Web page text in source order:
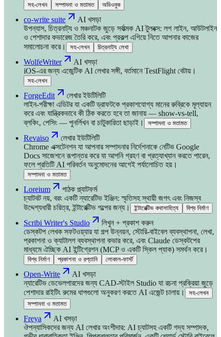
সহ-লেখন সম্পাদনা ও মতামত অডিওবুক
co-write suite
AI খসড়া
উপন্যাস, চিত্রনাট্য ও মঞ্চনাটক জুড়ে সর্বাত্মক AI টুলবক্স: লগ লাইন, আউটলাইন
ও পেশাদার কভারেজ তৈরি করে, এবং প্রকল্প এগিয়ে নিতে আপনার কাজের
সমালোচনা করে।
সহ-লেখন চিত্রনাট্য লেখা
WolfeWriter
AI খসড়া
iOS-এর জন্য এজেন্টিক AI লেখার সঙ্গী, বর্তমানে TestFlight বেটায়।
সহ-লেখন
ForgeEdit
লেখার ইউটিলিটি
লাইন-পরীক্ষা এডিটর যা একটি ড্রাফটকে প্রকাশযোগ্য মানের রুব্রিকে মূল্যায়ন
করে এবং যান্ত্রিকভাবে কী ঠিক করতে হবে তা জানায় — show-vs-tell,
ব্লকিং, পেসিং — পুনর্লিখন বা চাটুকারিতা ছাড়াই।
সম্পাদনা ও মতামত
Revaiso
লেখার ইউটিলিটি
Chrome এক্সটেনশন যা আপনার সম্পাদনার নির্দেশনাকে নেটিভ Google
Docs সাজেশনে রূপান্তর করে যা আপনি গ্রহণ বা প্রত্যাখ্যান করতে পারেন,
ফলে প্রতিটি AI পরিবর্তন অনুমোদনের আগেই পর্যালোচিত হয়।
সম্পাদনা ও মতামত
Loreium
পাঠক প্ল্যাটফর্ম
চ্যাটবট নয়, বরং একটি ন্যারেটিভ ইঞ্জিন: স্মৃতিসহ স্থায়ী জগৎ এবং নিজস্ব
উদ্দেশ্যধারী চরিত্র, ইন্টারেক্টিভ গল্পের জন্য।
ইন্টারেক্টিভ কথাসাহিত্য বিশ্ব নির্মাণ
Scribi Writer's Studio
লিখুন + প্রকাশ করুন
ডেস্কটপ লেখক সফটওয়্যার যা গল্প উন্নয়ন, স্টোরি-বাইবেল ব্যবস্থাপনা, লেখা,
প্রকাশনা ও ক্যাটালগ ব্যবস্থাপনা কভার করে, এবং Claude ডেস্কটপের
মাধ্যমে ঐচ্ছিক AI ইন্টিগ্রেশন (MCP ও একটি স্কিল প্যাক) সমর্থন করে।
বিশ্ব নির্মাণ প্রকাশনা ও রপ্তানি লোকাল-ফার্স্ট
Open-Write
AI খসড়া
ন্যারেটিভ ডেভেলপারদের জন্য CAD-স্টাইল Studio যা রচনা প্রক্রিয়া জুড়ে
পেশাদার রাইটিং রুমের ধাপগুলো অনুকরণ করতে AI এজেন্ট চালায়।
সহ-লেখন
সম্পাদনা ও মতামত
Freya
AI খসড়া
ঔপন্যাসিকদের জন্য AI লেখার অংশীদার: AI চ্যাটসহ একটি গদ্য সম্পাদক,